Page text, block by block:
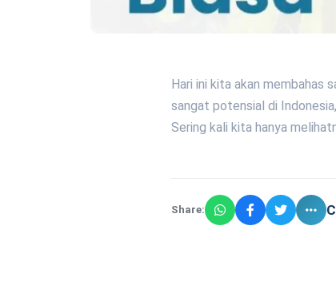
Hari ini kita akan membahas
sangat potensial di
Sering kali kita hanya
Share: